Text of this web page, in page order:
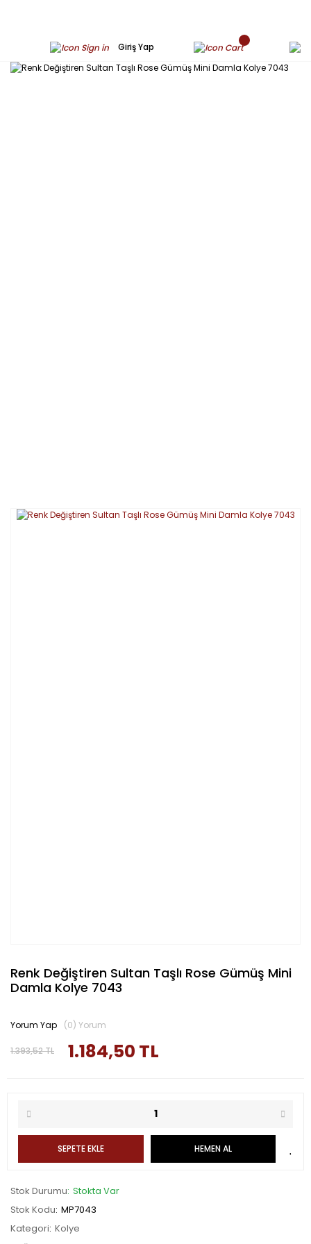
Giriş Yap
Renk Değiştiren Sultan Taşlı Rose Gümüş Mini
Damla Kolye 7043
1.393,52 TL 1.184,50 TL
Yorum Yap (0) Yorum
SEPETE EKLE HEMEN AL
Stok Durumu Stokta Var
Stok Kodu MP7043
Kategori Kolye